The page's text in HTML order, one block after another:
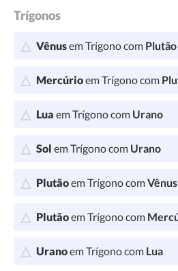
Trígonos
Vênusem Trígono com Plutão
Mercúrioem Trígono com
Lua em Trígono com Urano
Sol em Trígono com Urano
Plutãoem Trígono comVênus
Plutãoem Trígono com
Uranoem Trígono com Lua